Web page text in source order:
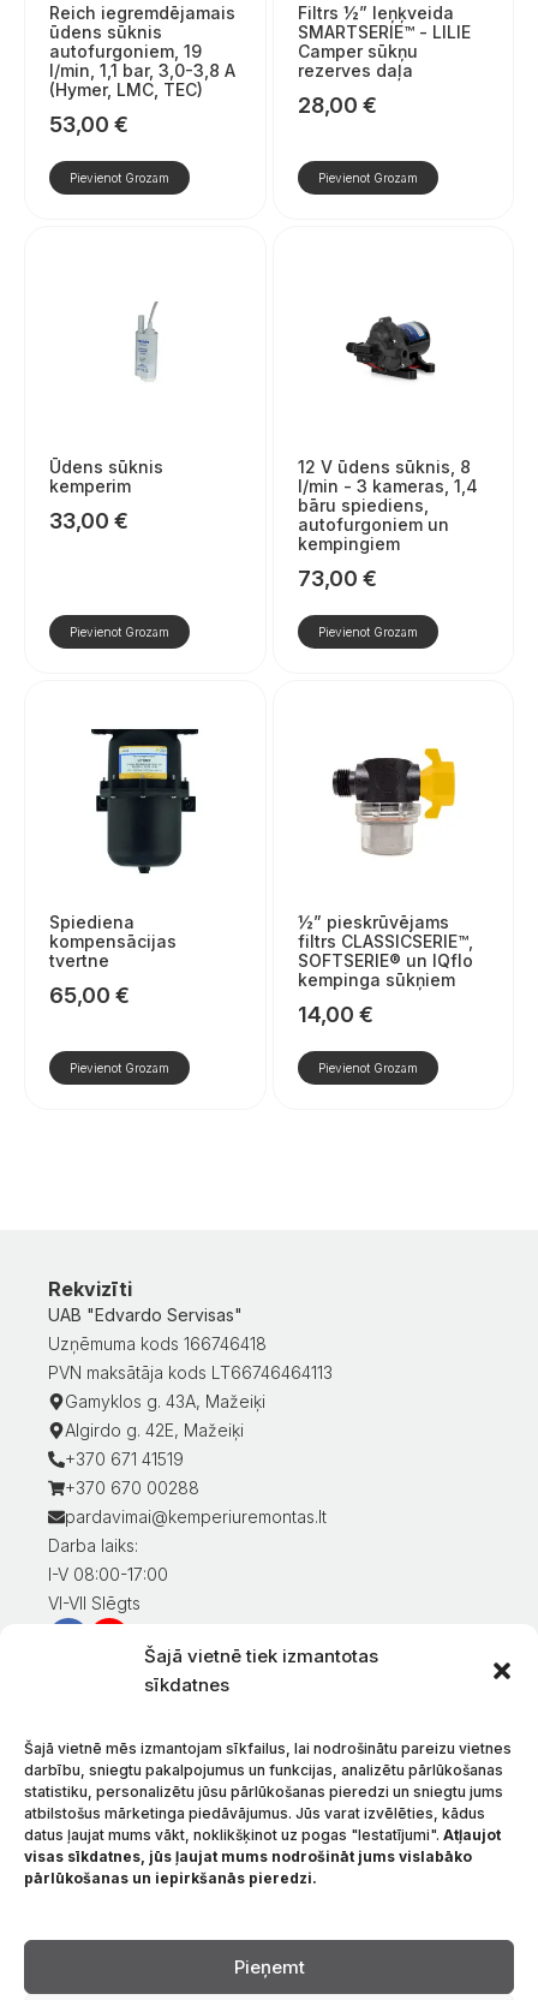
Šajā vietnē tiek izmantotas
sīkdatnes
Šajā vietnē mēs izmantojam sīkfailus, lai nodrošinātu pareizu vietnes
darbību, sniegtu pakalpojumus un funkcijas, analizētu pārlūkošanas
statistiku, personalizētu jūsu pārlūkošanas pieredzi un sniegtu jums
atbilstošus mārketinga piedāvājumus. Jūs varat izvēlēties, kādus
datus ļaujat mums vākt, noklikšķinot uz pogas "Iestatījumi". Atļaujot
visas sīkdatnes, jūs ļaujat mums nodrošināt jums vislabāko
pārlūkošanas un iepirkšanās pieredzi.
Pieņemt
Reich iegremdējamais
ūdens sūknis
autofurgoniem, 19
l/min, 1,1 bar, 3,0-3,8 A
(Hymer, LMC, TEC)
53,00 €
Pievienot Grozam
Filtrs ½” leņķveida
SMARTSERIE™ - LILIE
Camper sūkņu
rezerves daļa
28,00 €
Pievienot Grozam
Ūdens sūknis
kemperim
33,00 €
Pievienot Grozam
12 V ūdens sūknis, 8
l/min - 3 kameras, 1,4
bāru spiediens,
autofurgoniem un
kempingiem
73,00 €
Pievienot Grozam
Spiediena
kompensācijas
tvertne
65,00 €
Pievienot Grozam
½” pieskrūvējams
filtrs CLASSICSERIE™,
SOFTSERIE® un IQflo
kempinga sūkņiem
14,00 €
Pievienot Grozam
Rekvizīti
UAB "Edvardo Servisas"
Uzņēmuma kods 166746418
PVN maksātāja kods LT66746464113
Gamyklos g. 43A, Mažeiķi
Algirdo g. 42E, Mažeiķi
+370 671 41519
+370 670 00288
pardavimai@kemperiuremontas.lt
Darba laiks:
I-V 08:00-17:00
VI-VII Slēgts
Informācija klientiem
Preču piegāde
Preču atgriešana
Nosacījumi un noteikumi
Konfidencialitātes politika
Par mums
Valoda